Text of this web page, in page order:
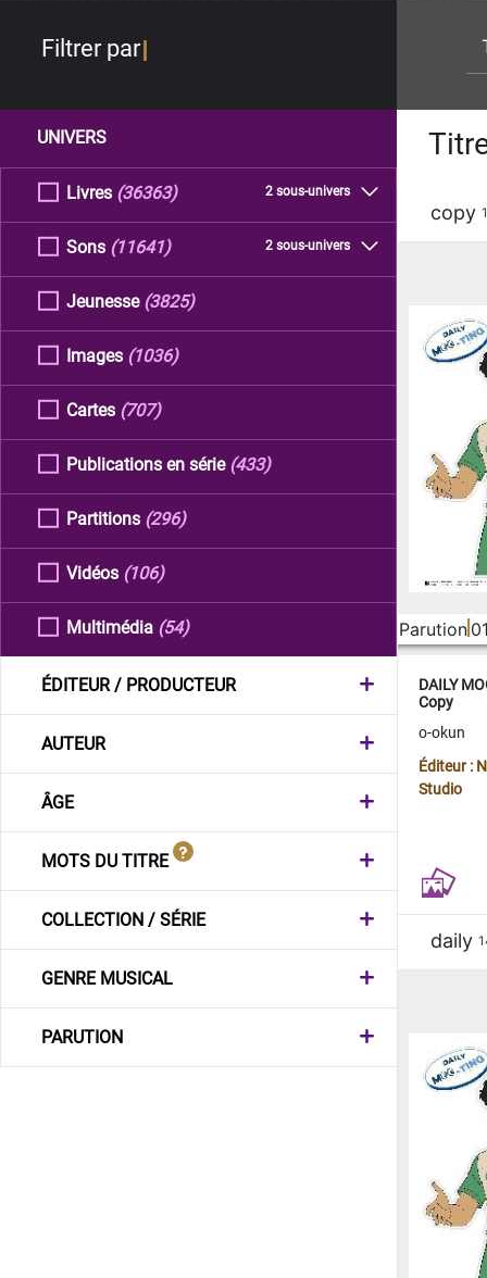
Filtrer par
UNIVERS
Livres 2 sous-univers
(36363)
Sons 2 sous-univers
(11641)
Jeunesse (3825)
Images (1036)
Cartes (707)
Publications en série (433)
Partitions (296)
Vidéos (106)
Multimédia (54)
ÉDITEUR / PRODUCTEUR
AUTEUR
ÂGE
MOTS DU TITRE
COLLECTION / SÉRIE
GENRE MUSICAL
PARUTION
copy
Parution
DAILY
Copy
o-okun
Éditeur :
Studio
daily